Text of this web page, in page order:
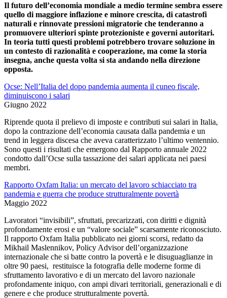
Il futuro dell’economia mondiale a medio termine sembra essere
quello di maggiore inflazione e minore crescita, di catastrofi
naturali e rinnovate pressioni migratorie che tenderanno a
promuovere ulteriori spinte protezioniste e governi autoritari.
In teoria tutti questi problemi potrebbero trovare soluzione in
un contesto di razionalità e cooperazione, ma come la storia
insegna, anche questa volta si sta andando nella direzione
opposta.
Ocse: Nell’Italia del dopo pandemia aumenta il cuneo fiscale,
diminuiscono i salari
Giugno 2022
Riprende quota il prelievo di imposte e contributi sui salari in Italia,
dopo la contrazione dell’economia causata dalla pandemia e un
trend in leggera discesa che aveva caratterizzato l’ultimo ventennio.
Sono questi i risultati che emergono dal Rapporto annuale 2022
condotto dall’Ocse sulla tassazione dei salari applicata nei paesi
membri.
Rapporto Oxfam Italia: un mercato del lavoro schiacciato tra
pandemia e guerra che produce strutturalmente povertà
Maggio 2022
Lavoratori “invisibili”, sfruttati, precarizzati, con diritti e dignità
profondamente erosi e un “valore sociale” scarsamente riconosciuto.
Il rapporto Oxfam Italia pubblicato nei giorni scorsi, redatto da
Mikhail Maslennikov, Policy Advisor dell’organizzazione
internazionale che si batte contro la povertà e le disuguaglianze in
oltre 90 paesi, restituisce la fotografia delle moderne forme di
sfruttamento lavorativo e di un mercato del lavoro nazionale
profondamente iniquo, con ampi divari territoriali, generazionali e di
genere e che produce strutturalmente povertà.